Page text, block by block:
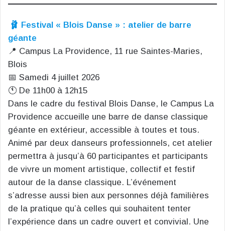
🩰 Festival « Blois Danse » : atelier de barre
géante
📍 Campus La Providence, 11 rue Saintes-Maries,
Blois
📅 Samedi 4 juillet 2026
🕚 De 11h00 à 12h15
Dans le cadre du festival Blois Danse, le Campus La
Providence accueille une barre de danse classique
géante en extérieur, accessible à toutes et tous.
Animé par deux danseurs professionnels, cet atelier
permettra à jusqu’à 60 participantes et participants
de vivre un moment artistique, collectif et festif
autour de la danse classique. L’événement
s’adresse aussi bien aux personnes déjà familières
de la pratique qu’à celles qui souhaitent tenter
l’expérience dans un cadre ouvert et convivial. Une